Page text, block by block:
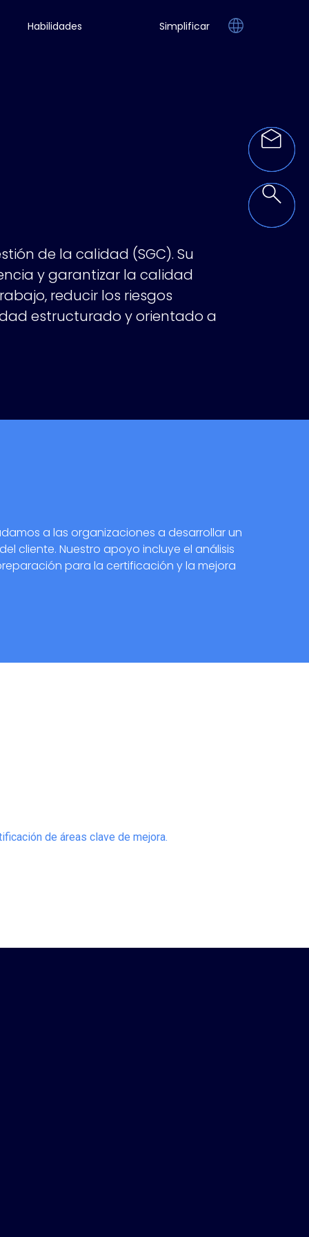
Habilidades Simplificar
de la calidad (SGC). Su
y garantizar la calidad
reducir los riesgos
estructurado y orientado a
a las organizaciones a desarrollar un
cliente. Nuestro apoyo incluye el análisis
para la certificación y la mejora
de áreas clave de mejora.